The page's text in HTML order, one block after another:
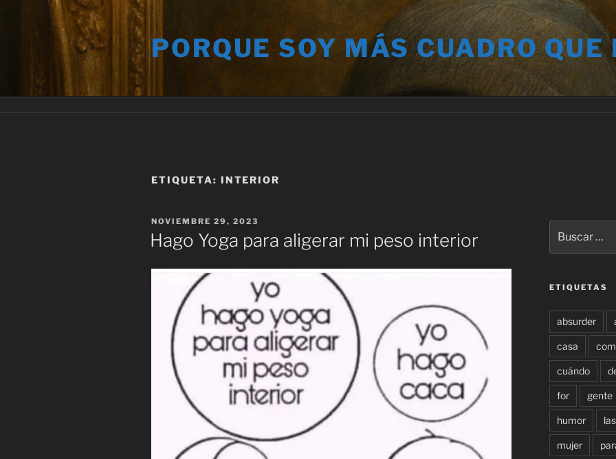
PORQUE SOY MÁS CUADRO QUE
ETIQUETA: INTERIOR
PUBLICADO
EL
NOVIEMBRE 29, 2023
Hago Yoga para aligerar mi peso interior
por:
ETIQUETAS
absurder
casa
cuándo
for gente
humor las
mujer